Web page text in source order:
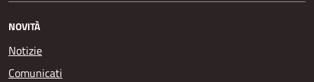
NOVITÀ
Notizie
Comunicati